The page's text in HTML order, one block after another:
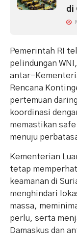
di
Pemerintah RI
pelindungan
antar-
Rencana
pertemuan
koordinasi
memastikan safe
menuju
Kementerian
tetap
keamanan di
menghindari
massa,
perlu, serta
Damaskus dan